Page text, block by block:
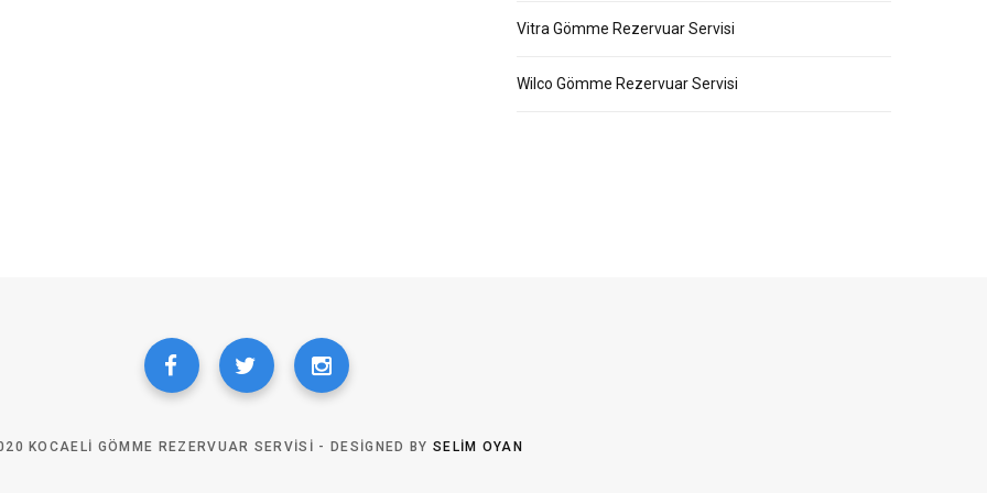
Vitra Gömme Rezervuar Servisi
Wilco Gömme Rezervuar Servisi
KOCAELI GÖMME REZERVUAR SERVISI - DESIGNED BY SELIM OYAN